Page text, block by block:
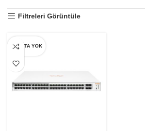
Filtreleri Görüntüle
STOKTA YOK